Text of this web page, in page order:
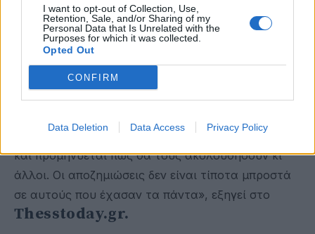
I want to opt-out of Collection, Use,
Retention, Sale, and/or Sharing of my
Personal Data that Is Unrelated with the
Purposes for which it was collected.
Opted Out
CONFIRM
Data Deletion Data Access Privacy Policy
μελισσοκομικός χώρος. Ακολούθησε το
Φθινόπωρο και ο Χειμώνας, μέσα στην απελπισία,
ενώ από την άνοιξη έως σήμερα κάναμε μόνο έναν
τρύγο, που σε φυσιολογικές χρονιές είχαμε κάνει
επαγγέλματα, φεύγοντας ακόμη και στο εξωτερικό
και προμηνύεται πως θα τους ακολουθήσουν κι
άλλοι. Οι αποζημιώσεις δεν είναι τίποτα μπροστά
σε αυτούς που έχασαν τα πάντα», εξηγεί στο
Thesstoday.gr.